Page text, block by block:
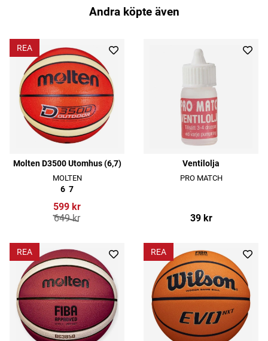
Andra köpte även
REA
Molten D3500 Utomhus (6,7)
MOLTEN
6 7
599 kr
649 kr
Ventilolja
PRO MATCH
39 kr
REA REA